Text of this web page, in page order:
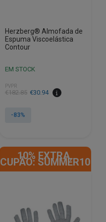
Herzberg® Almofada de
Espuma Viscoelástica
Contour
EM STOCK
PVPR
€182.85
O
original
€30.94
O
atual
-83%
10% EXTRA,
CUPÃO: SUMMER10